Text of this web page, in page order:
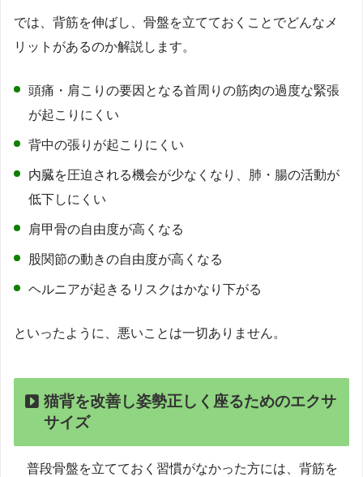
では、背筋を伸ばし、骨盤を立てておくことでどんなメ
リットがあるのか解説します。
頭痛・肩こりの要因となる首周りの筋肉の過度な緊張
が起こりにくい
背中の張りが起こりにくい
内臓を圧迫される機会が少なくなり、肺・腸の活動が
低下しにくい
肩甲骨の自由度が高くなる
股関節の動きの自由度が高くなる
ヘルニアが起きるリスクはかなり下がる
といったように、悪いことは一切ありません。
猫背を改善し姿勢正しく座るためのエクサ
サイズ
普段骨盤を立てておく習慣がなかった方には、背筋を